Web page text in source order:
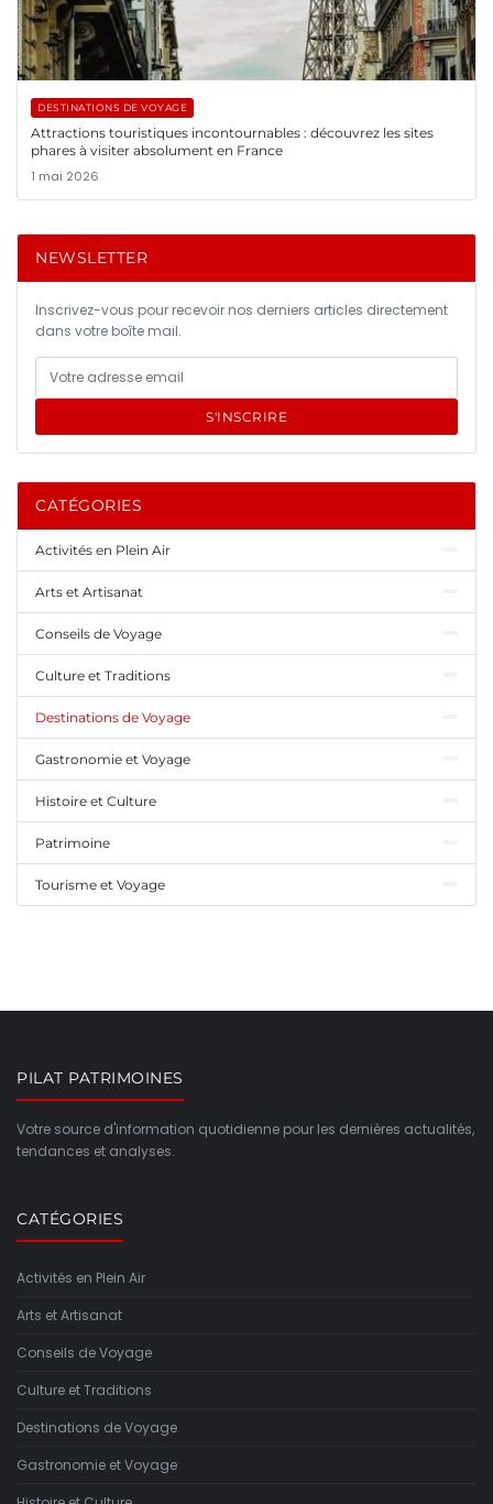
DESTINATIONS DE VOYAGE
Attractions touristiques incontournables : découvrez les sites
phares à visiter absolument en France
1 mai 2026
NEWSLETTER
Inscrivez-vous pour recevoir nos derniers articles directement
dans votre boîte mail.
S'INSCRIRE
CATÉGORIES
Activités en Plein Air
Arts et Artisanat
Conseils de Voyage
Culture et Traditions
Destinations de Voyage
Gastronomie et Voyage
Histoire et Culture
Patrimoine
Tourisme et Voyage
PILAT PATRIMOINES
Votre source d'information quotidienne pour les dernières actualités,
tendances et analyses.
CATÉGORIES
Activités en Plein Air
Arts et Artisanat
Conseils de Voyage
Culture et Traditions
Destinations de Voyage
Gastronomie et Voyage